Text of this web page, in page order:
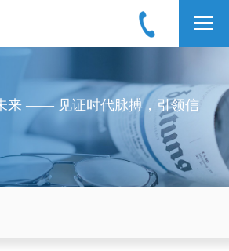
来 —— 见证时代脉搏，引领信